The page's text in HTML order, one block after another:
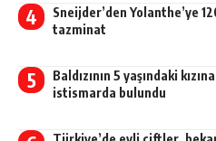
Sneijder’den Yolanthe’ye
tazminat
Baldızının 5 yaşındaki
istismarda bulundu